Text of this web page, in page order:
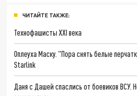
ЧИТАЙТЕ ТАКЖЕ:
Технофашисты XXI века
Оплеуха Маску. "Пора снять белые
Starlink
Даня с Дашей спаслись от боевиков ВСУ.